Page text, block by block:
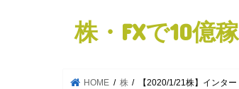
株・FXで10億
HOME 株 【2020/1/21株】インタ